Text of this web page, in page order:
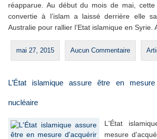
réapparue. Au début du mois de mai,
convertie à l’islam a laissé derrière elle
Australie pour rallier l’Etat islamique en Syrie.
mai 27, 2015 Aucun Commentaire
L’État islamique assure être en mesure
nucléaire
L'État
mesure